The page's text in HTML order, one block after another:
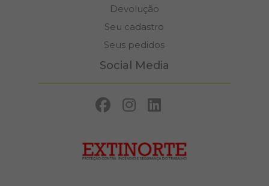
Devolução
Seu cadastro
Seus pedidos
Social Media